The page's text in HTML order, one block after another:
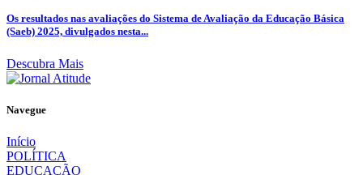
Os resultados nas avaliações do Sistema de Avaliação da Educação Básica
(Saeb) 2025, divulgados nesta...
Descubra Mais
Navegue
Início
POLÍTICA
EDUCAÇÃO